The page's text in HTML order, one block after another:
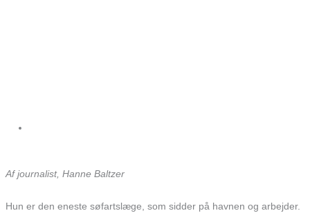
Af journalist, Hanne Baltzer
Hun er den eneste søfartslæge, som sidder på havnen og arbejder.